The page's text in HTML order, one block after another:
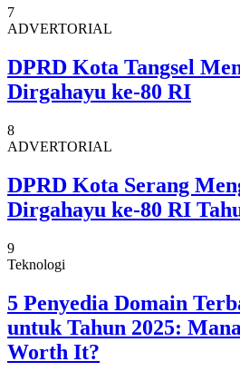
7
ADVERTORIAL
DPRD Kota Tangsel
Dirgahayu ke-80 RI
8
ADVERTORIAL
DPRD Kota Serang
Dirgahayu ke-80 RI
9
Teknologi
5 Penyedia Domain
untuk Tahun 2025:
Worth It?